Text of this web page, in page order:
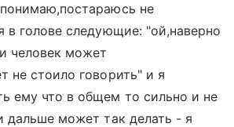
не
в голове следующие: "ой,наверно
человек может
не стоило говорить" и я
ему что в общем то сильно и не
дальше может так делать - я